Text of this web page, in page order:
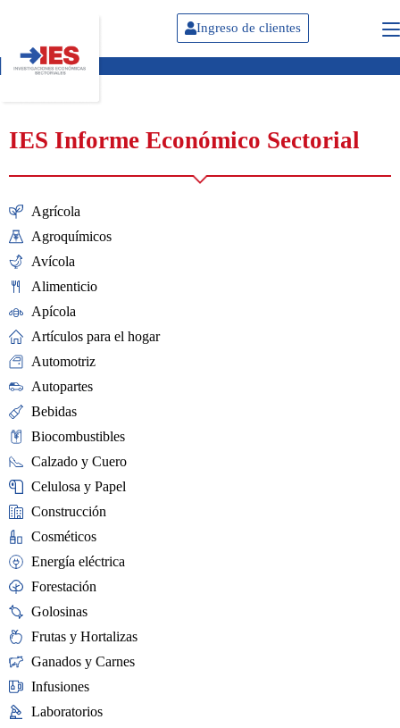
Ingreso de clientes
IES Informe Económico Sectorial
Agrícola
Agroquímicos
Avícola
Alimenticio
Apícola
Artículos para el hogar
Automotriz
Autopartes
Bebidas
Biocombustibles
Calzado y Cuero
Celulosa y Papel
Construcción
Cosméticos
Energía eléctrica
Forestación
Golosinas
Frutas y Hortalizas
Ganados y Carnes
Infusiones
Laboratorios